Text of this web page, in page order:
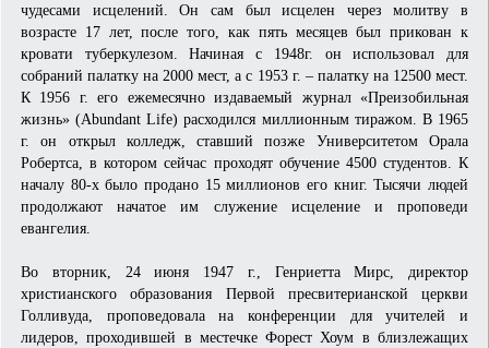
чудесами исцелений. Он сам был исцелен через молитву в
возрасте 17 лет, после того, как пять месяцев был прикован к
кровати туберкулезом. Начиная с 1948г. он использовал для
собраний палатку на 2000 мест, а с 1953 г. – палатку на 12500 мест.
К 1956 г. его ежемесячно издаваемый журнал «Преизобильная
жизнь» (Abundant Life) расходился миллионным тиражом. В 1965
г. он открыл колледж, ставший позже Университетом Орала
Робертса, в котором сейчас проходят обучение 4500 студентов. К
началу 80-х было продано 15 миллионов его книг. Тысячи людей
продолжают начатое им служение исцеление и проповеди
евангелия.
Во вторник, 24 июня 1947 г., Генриетта Мирс, директор
христианского образования Первой пресвитерианской церкви
Голливуда, проповедовала на конференции для учителей и
лидеров, проходившей в местечке Форест Хоум в близлежащих